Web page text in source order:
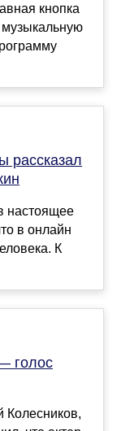
кнопка
рассказал
настоящее
в онлайн
К
голос
Колесников,